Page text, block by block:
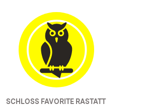
SCHLOSS FAVORITE RASTATT